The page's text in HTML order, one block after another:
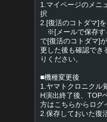
1.マイページのメニ
択
2.[復活のコトダマ]
※[メールで保存す
で[復活のコトダマ]
更した後も確認でき
りください。
■機種変更後
1.ヤマトクロニクル
H演出終了後、TOP
方はこちらからログ
2.保存しておいた復